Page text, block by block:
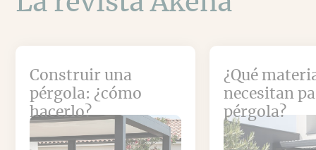
Construir una
pérgola: ¿cómo
hacerlo?
¿Qué
necesitan
pérgola?